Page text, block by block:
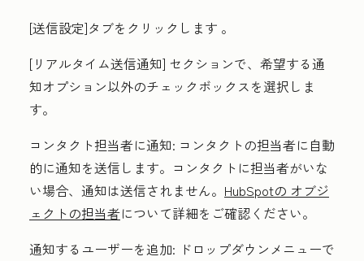
[送信設定]タブをクリックします 。
[ リアルタイム送信通知] セクションで、 希望する通
知オプション以外のチェックボックスを選択しま
す。
コンタクト担当者に通知: コンタクトの担当者に自動
的に通知を送信します。コンタクトに担当者がいな
い場合、通知は送信されません。 HubSpotの オブジ
ェクトの担当者について詳細をご確認ください。
通知するユーザーを追加: ドロップダウンメニューで